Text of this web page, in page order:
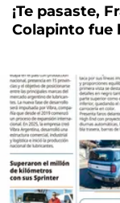
¡Te pasaste,
Colapinto fue